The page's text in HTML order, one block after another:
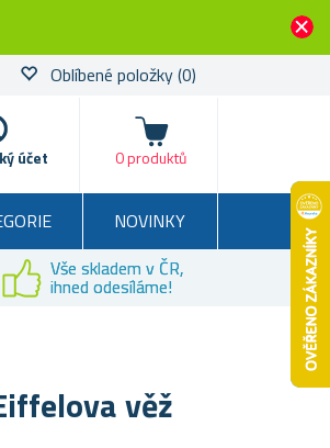
Oblíbené položky(0)
účet
Košík
0 produktů
NOVINKY
Vše skladem v ČR,
ihned odesíláme!
věž